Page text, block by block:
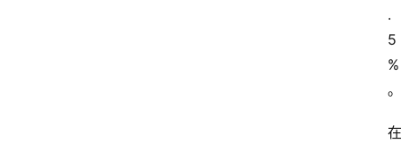
.
5
%
。
在